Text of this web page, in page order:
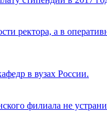
ректора, а в
в вузах России.
филиала не